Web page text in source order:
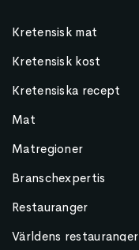
Kretensisk mat
Kretensisk kost
Kretensiska recept
Mat
Matregioner
Branschexpertis
Restauranger
Världens restauranger